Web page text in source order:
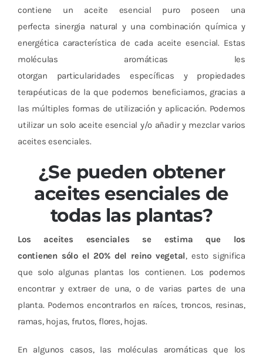
contiene un aceite esencial puro poseen una
perfecta sinergia natural y una combinación química y
energética característica de cada aceite esencial. Estas
moléculas aromáticas les
otorgan particularidades específicas y propiedades
terapéuticas de la que podemos beneficiarnos, gracias a
las múltiples formas de utilización y aplicación. Podemos
utilizar un solo aceite esencial y/o añadir y mezclar varios
aceites esenciales.
¿Se pueden obtener
aceites esenciales de
todas las plantas?
Los aceites esenciales se estima que los
contienen sólo el 20% del reino vegetal, esto significa
que solo algunas plantas los contienen. Los podemos
encontrar y extraer de una, o de varias partes de una
planta. Podemos encontrarlos en raíces, troncos, resinas,
ramas, hojas, frutos, flores, hojas.
En algunos casos, las moléculas aromáticas que los